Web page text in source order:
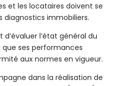
et les locataires doivent se
immobiliers.
l’état général du
ses performances
aux normes en vigueur.
dans la réalisation de